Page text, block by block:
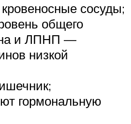
сосуды;
общего
и ЛПНП —
низкой
гормональную